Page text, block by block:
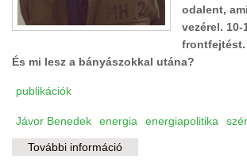
odalent,
vezérel.
frontfejtést.
És mi lesz a bányászokkal utána?
publikációk
Jávor Benedek energia energiapolitika
További információ